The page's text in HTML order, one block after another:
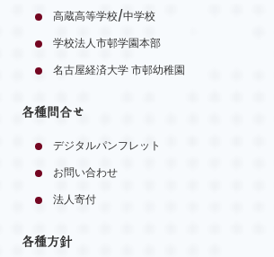
高蔵高等学校/中学校
学校法人市邨学園本部
名古屋経済大学 市邨幼稚園
各種問合せ
デジタルパンフレット
お問い合わせ
法人寄付
各種方針